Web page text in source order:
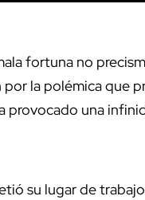
fortuna no
por la polémica que
una
su lugar de